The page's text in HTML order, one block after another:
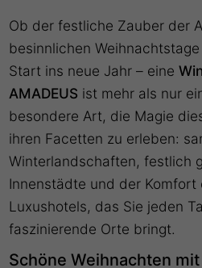
Ob der festliche Zauber der
besinnlichen
Start ins neue Jahr – eine
AMADEUS ist mehr als nur
besondere Art, die Magie
ihren Facetten zu erleben:
Winterlandschaften, festlich
Innenstädte und der
Luxushotels, das Sie jeden
faszinierende Orte bringt.
Schöne Weihnachten mit